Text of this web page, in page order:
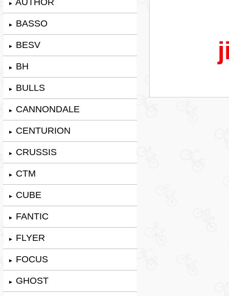
►
► BASSO
► BESV
► BH
► BULLS
► CANNONDALE
► CENTURION
► CRUSSIS
► CTM
► CUBE
► FANTIC
► FLYER
► FOCUS
► GHOST